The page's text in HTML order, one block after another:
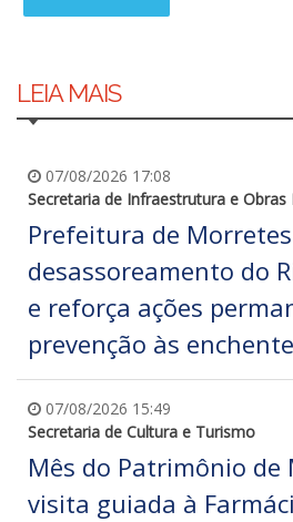
LEIA MAIS
07/08/2026 17:08
Secretaria de Infraestrutura e Obras
Prefeitura de
desassoreamento do
e reforça ações
prevenção às
07/08/2026 15:49
Secretaria de Cultura e Turismo
Mês do Patrimônio de
visita guiada à